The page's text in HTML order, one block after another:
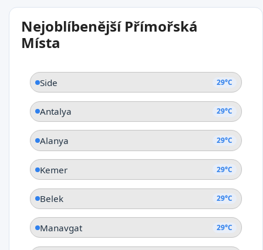
29°C
Kumköy
Nejoblíbenější Přímořská
Místa
Side 29°C
Antalya 29°C
Alanya 29°C
Kemer 29°C
Belek 29°C
Manavgat 29°C